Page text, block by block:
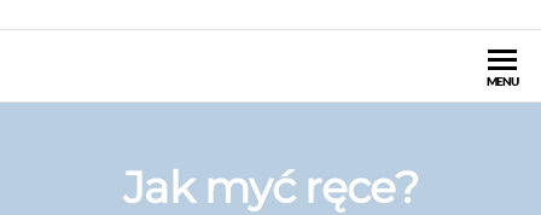
MENU
Jak myć ręce?